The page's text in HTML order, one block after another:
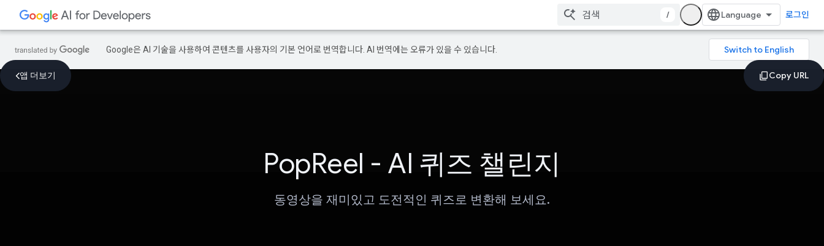
/ 로그인
Google은 AI 기술을 사용하여 콘텐츠를 사용자의 기본 언어로 번역합니다. AI 번역에는 오류가 있을 수 있습니다.
앱 더보기
PopReel - AI 퀴즈 챌린지
동영상을 재미있고 도전적인 퀴즈로 변환해 보세요.